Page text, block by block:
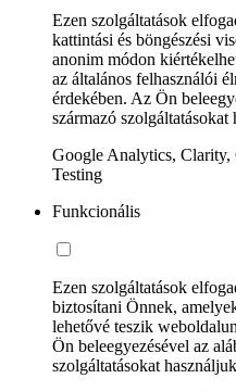
Ezen szolgáltatások
kattintási és böngészési
anonim módon
az általános felhasználói
érdekében. Az Ön
származó
Google Analytics,
Testing
Funkcionális
Ezen szolgáltatások
biztosítani Önnek,
lehetővé teszik
Ön beleegyezésével az
szolgáltatásokat